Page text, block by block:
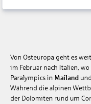
Von Osteuropa geht es
im Februar nach Italien,
Paralympics in Mailandund
Während die alpinen
der Dolomiten rund um